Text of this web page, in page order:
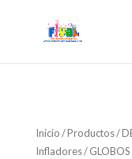
Inicio/Productos/
Infladores/ GLOBOS